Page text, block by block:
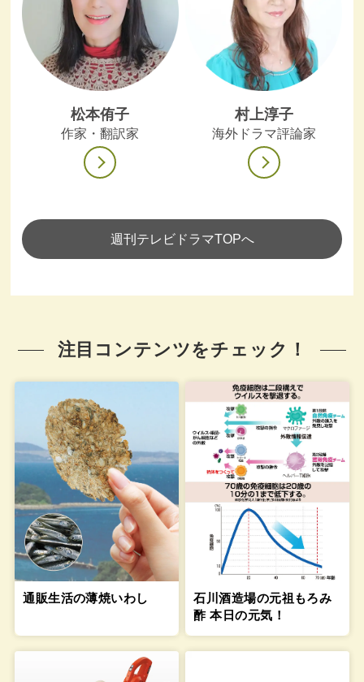
松本侑子
作家・翻訳家
村上淳子
海外ドラマ評論家
週刊テレビドラマTOPへ
注目コンテンツをチェック！
通販生活の薄焼いわし
石川酒造場の元祖もろみ
酢 本日の元気！